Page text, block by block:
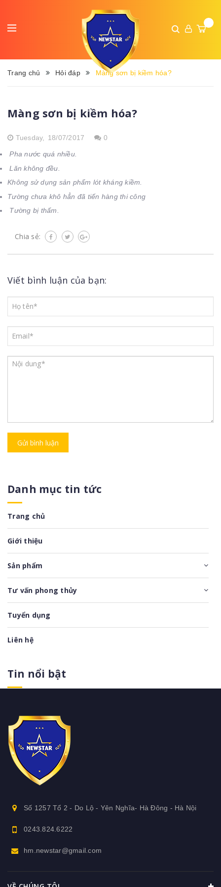
Trang chủ Hỏi đáp Màng sơn bị kiềm hóa?
Màng sơn bị kiềm hóa?
Tuesday, 18/07/2017 0
Pha nước quá nhiều.
Lăn không đều.
Không sử dụng sản phẩm lót kháng kiềm.
Tường chưa khô hẳn đã tiến hàng thi công
Tường bị thấm.
Chia sẻ:
Viết bình luận của bạn:
Gửi bình luận
Danh mục tin tức
Trang chủ
Giới thiệu
Sản phẩm
Tư vấn phong thủy
Tuyển dụng
Liên hệ
Tin nổi bật
Số 1257 Tổ 2 - Do Lộ - Yên Nghĩa- Hà Đông - Hà Nội
0243.824.6222
hm.newstar@gmail.com